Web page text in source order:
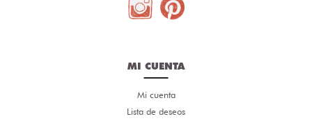
MI CUENTA
Mi cuenta
Lista de deseos